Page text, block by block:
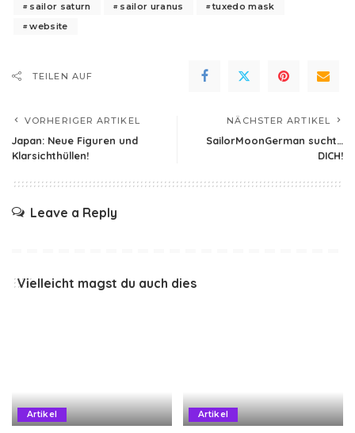
sailor saturn
sailor uranus
tuxedo mask
website
TEILEN AUF
VORHERIGER ARTIKEL
Japan: Neue Figuren und
Klarsichthüllen!
NÄCHSTER ARTIKEL
SailorMoonGerman sucht…
DICH!
Leave a Reply
Vielleicht magst du auch dies
Artikel Artikel